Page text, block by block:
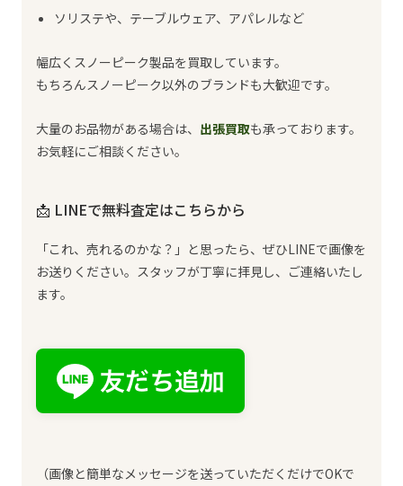
ソリステや、テーブルウェア、アパレルなど
幅広くスノーピーク製品を買取しています。
もちろんスノーピーク以外のブランドも大歓迎です。
大量のお品物がある場合は、 出張買取も承っております。
お気軽にご相談ください。
📩 LINEで無料査定はこちらから
「これ、売れるのかな？」と思ったら、ぜひLINEで画像を
お送りください。スタッフが丁寧に拝見し、ご連絡いたし
ます。
（画像と簡単なメッセージを送っていただくだけでOKで